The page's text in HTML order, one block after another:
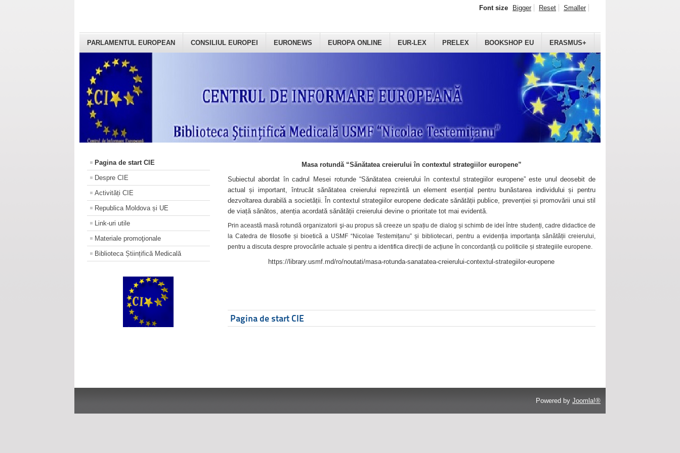
PARLAMENTUL EUROPEAN CONSILIUL EUROPEI EURONEWS EUROPA ONLINE EUR-LEX PRELEX BOOKSHOP EU ERASMUS+
Font size Bigger Reset Smaller
Pagina de start CIE
Despre CIE
Activități CIE
Republica Moldova și UE
Link-uri utile
Materiale promoţionale
Biblioteca Științifică Medicală
Masa rotundă “Sănătatea creierului în contextul strategiilor europene”
Subiectul abordat în cadrul Mesei rotunde “Sănătatea creierului în contextul strategiilor europene” este unul deosebit de
actual și important, întrucât sănătatea creierului reprezintă un element esențial pentru bunăstarea individului și pentru
dezvoltarea durabilă a societății. În contextul strategiilor europene dedicate sănătății publice, prevenției și promovării unui stil
de viață sănătos, atenția acordată sănătății creierului devine o prioritate tot mai evidentă.
Prin această masă rotundă organizatorii şi-au propus să creeze un spațiu de dialog și schimb de idei între studenți, cadre didactice de
la Catedra de filosofie și bioetică a USMF “Nicolae Testemițanu” și bibliotecari, pentru a evidenția importanța sănătății creierului,
pentru a discuta despre provocările actuale și pentru a identifica direcții de acțiune în concordanță cu politicile și strategiile europene.
https://library.usmf.md/ro/noutati/masa-rotunda-sanatatea-creierului-contextul-strategiilor-europene
Pagina de start CIE
Powered by Joomla!®